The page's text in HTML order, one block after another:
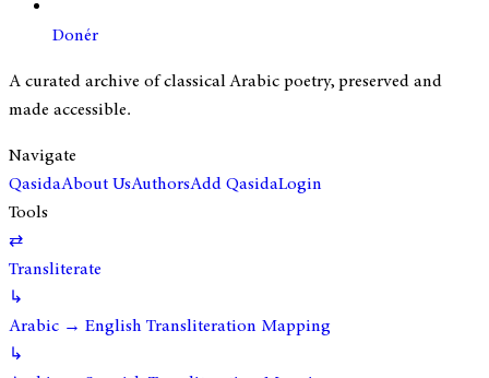
Donér
A curated archive of classical Arabic poetry, preserved and
made accessible.
Navigate
QasidaAbout UsAuthorsAdd QasidaLogin
Tools
⇄
Transliterate
↳
Arabic → English Transliteration Mapping
↳